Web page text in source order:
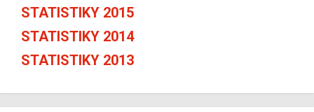
STATISTIKY 2015
STATISTIKY 2014
STATISTIKY 2013